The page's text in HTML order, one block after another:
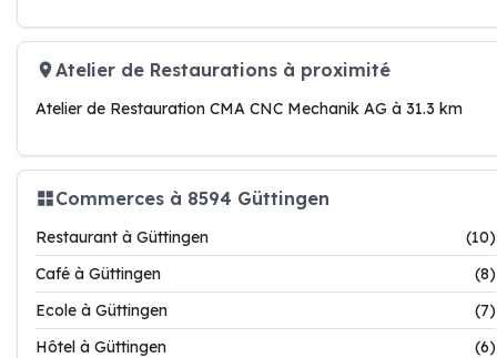
Atelier de Restaurations à proximité
Atelier de Restauration CMA CNC Mechanik AG à 31.3 km
Commerces à 8594 Güttingen
Restaurant à Güttingen
(10)
Café à Güttingen
(8)
Ecole à Güttingen
(7)
Hôtel à Güttingen
(6)